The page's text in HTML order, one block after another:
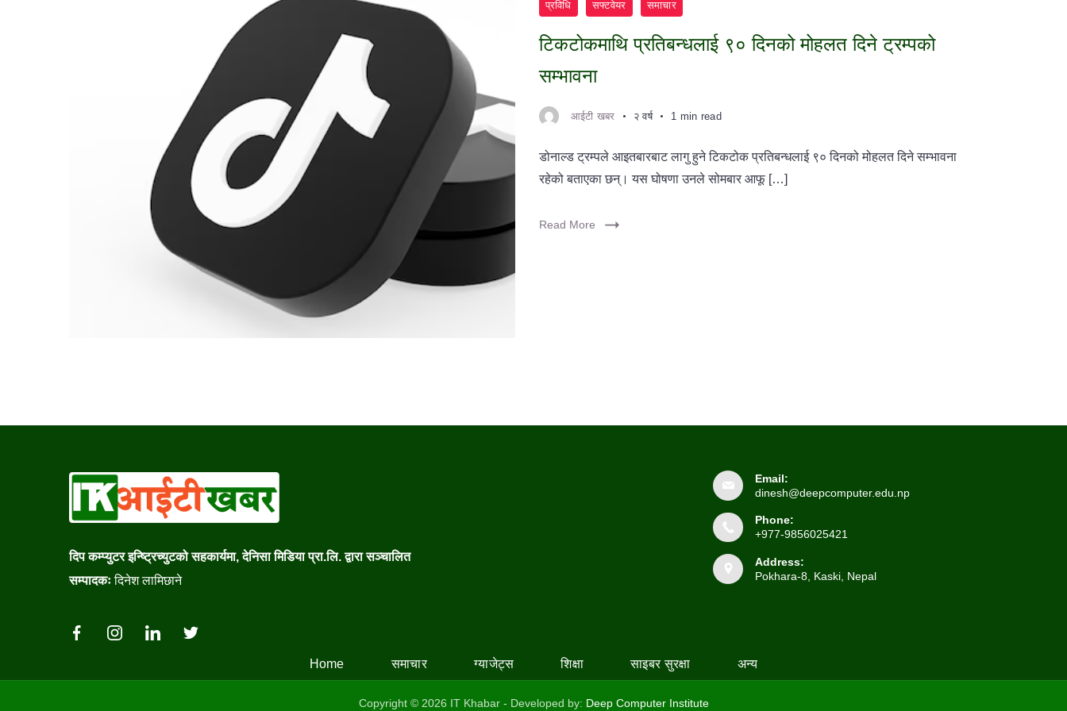
प्रविधि सफ्टवेयर समाचार
टिकटोकमाथि प्रतिबन्धलाई ९० दिनको मोहलत दिने ट्रम्पको
सम्भावना
आईटी खबर २ वर्ष 1 min read
डोनाल्ड ट्रम्पले आइतबारबाट लागु हुने टिकटोक प्रतिबन्धलाई ९० दिनको मोहलत दिने सम्भावना
रहेको बताएका छन्। यस घोषणा उनले सोमबार आफू […]
Read More
दिप कम्प्युटर इन्ष्ट्रिच्युटको सहकार्यमा, देनिसा मिडिया प्रा.लि. द्वारा सञ्चालित
सम्पादकःदिनेश लामिछाने
Email:
dinesh@deepcomputer.edu.np
Phone:
+977-9856025421
Address:
Pokhara-8, Kaski, Nepal
Home समाचार ग्याजेट्स शिक्षा साइबर सुरक्षा अन्य
Copyright © 2026 IT Khabar - Developed by: Deep Computer Institute